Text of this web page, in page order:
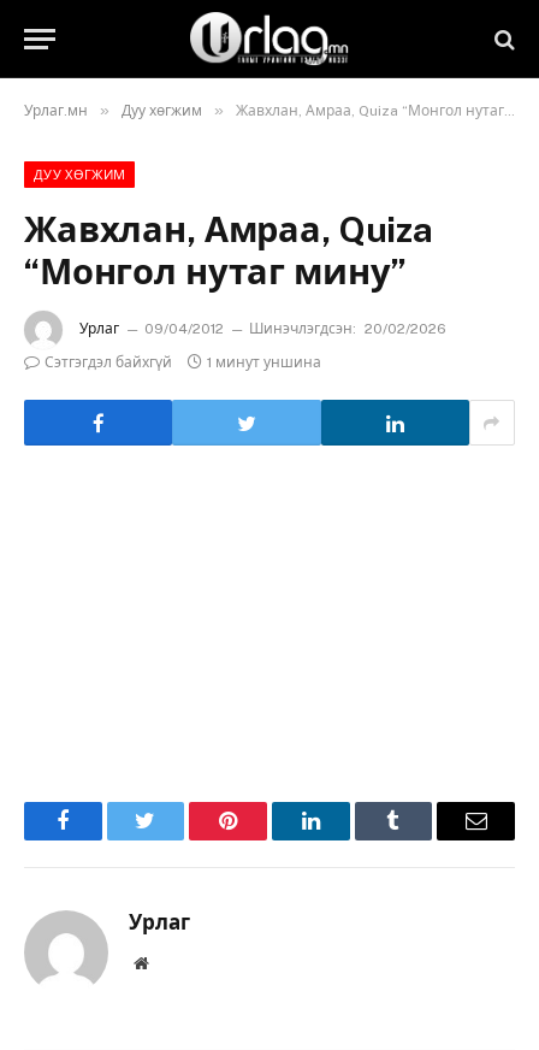
Урлаг.мн » Дуу хөгжим » Жавхлан, Амраа, Quiza “Монгол нутаг мину”
ДУУ ХӨГЖИМ
Жавхлан, Амраа, Quiza
“Монгол нутаг мину”
Урлаг 09/04/2012 Шинэчлэгдсэн: 20/02/2026
Сэтгэгдэл байхгүй
1 минут уншина
FacebookTwitter Pinterest LinkedInTumblr Имэйл
Урлаг
Вэбсайт